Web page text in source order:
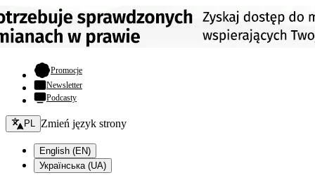
Promocje- otwiera się w nowej karcie
Newsletter
Podcasty
Zmień język - bieżący:
PL Zmień język strony
English (EN)
Українська (UA)